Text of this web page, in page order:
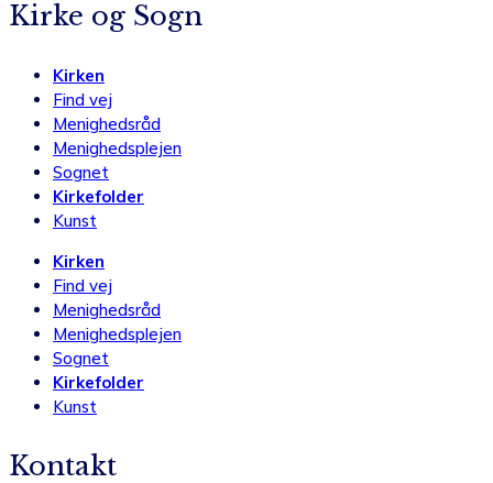
Kirke og Sogn
Kirken
Find vej
Menighedsråd
Menighedsplejen
Sognet
Kirkefolder
Kunst
Kirken
Find vej
Menighedsråd
Menighedsplejen
Sognet
Kirkefolder
Kunst
Kontakt